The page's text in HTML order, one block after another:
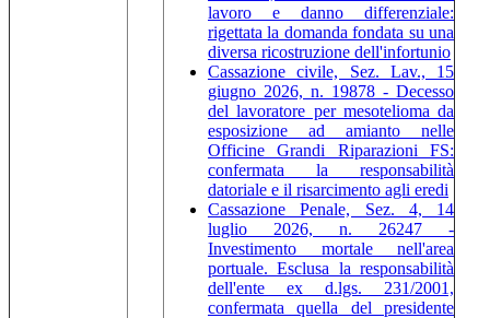
lavoro e danno differenziale:
rigettata la domanda fondata su una
diversa ricostruzione dell'infortunio
Cassazione civile, Sez. Lav., 15
giugno 2026, n. 19878 - Decesso
del lavoratore per mesotelioma da
esposizione ad amianto nelle
Officine Grandi Riparazioni FS:
confermata la responsabilità
datoriale e il risarcimento agli eredi
Cassazione Penale, Sez. 4, 14
luglio 2026, n. 26247 -
Investimento mortale nell'area
portuale. Esclusa la responsabilità
dell'ente ex d.lgs. 231/2001,
confermata quella del presidente